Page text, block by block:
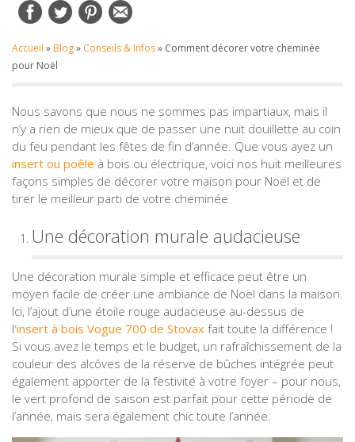
Accueil » Blog» Conseils & Infos» Comment décorer votre cheminée
pour Noël
Nous savons que nous ne sommes pas impartiaux, mais il
n’y a rien de mieux que de passer une nuit douillette au coin
du feu pendant les fêtes de fin d’année. Que vous ayez un
insert ou poêle à bois ou électrique, voici nos huit meilleures
façons simples de décorer votre maison pour Noël et de
tirer le meilleur parti de votre cheminée
Une décoration murale audacieuse
Une décoration murale simple et efficace peut être un
moyen facile de créer une ambiance de Noël dans la maison.
Ici, l’ajout d’une étoile rouge audacieuse au-dessus de
l‘insert à bois Vogue 700 de Stovax fait toute la différence !
Si vous avez le temps et le budget, un rafraîchissement de la
couleur des alcôves de la réserve de bûches intégrée peut
également apporter de la festivité à votre foyer – pour nous,
le vert profond de saison est parfait pour cette période de
l’année, mais sera également chic toute l’année.